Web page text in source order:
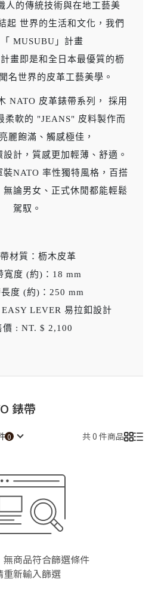
人的傳統技術與在地工藝美
起 世界的生活和文化，我們
MUSUBU」計畫
畫即是和全日本最優質的枥
名世界的皮革工藝美學。
NATO 皮革錶帶系列， 採用
柔軟的 "JEANS" 皮料製作而
麗飽滿、觸感極佳，
計，質感更加輕薄、舒適。
裝NATO 率性獨特風格，百搭
無論男女、正式休閒都能輕鬆
駕馭。
材質：枥木皮革
寬度 (約)：18 mm
度 (約)：250 mm
LEVER 易拉釦設計
價 : NT. $ 2,100
錶帶
共 0 件商品
無商品符合篩選條件
重新輸入篩選